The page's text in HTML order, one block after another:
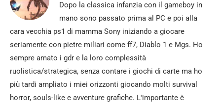
Dopo la classica infanzia con il gameboy in
mano sono passato prima al PC e poi alla
cara vecchia ps1 di mamma Sony iniziando a giocare
seriamente con pietre miliari come ff7, Diablo 1 e Mgs. Ho
sempre amato i gdr e la loro complessità
ruolistica/strategica, senza contare i giochi di carte ma ho
più tardi ampliato i miei orizzonti giocando molti survival
horror, souls-like e avventure grafiche. L'importante è